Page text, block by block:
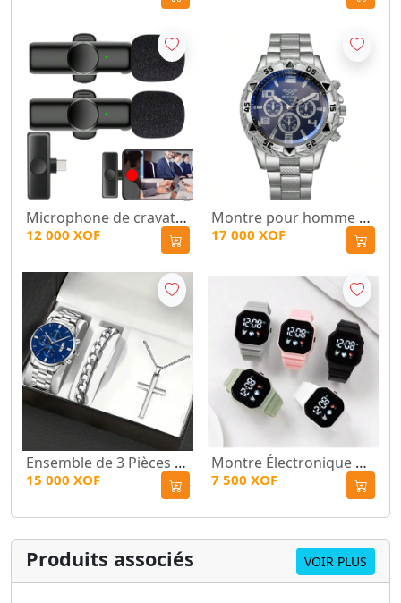
Microphone de cravate sans fil Lavalier pour téléphone
12 000 XOF
Montre pour homme + collier avec croix inoxidable
17 000 XOF
Ensemble de 3 Pièces pour Homme : Montre à Quartz, Bracelet et Collier Pendentif Croix en Acier Inoxydable
15 000 XOF
Montre Électronique de Sport pour Homme et Femme, Affichage Numérique et Date, Style Spaceman
7 500 XOF
Produits associés VOIR PLUS